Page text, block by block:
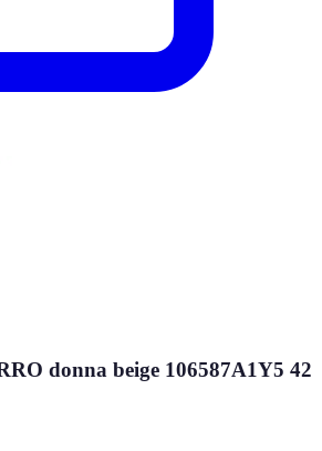
donna beige 106587A1Y5 42